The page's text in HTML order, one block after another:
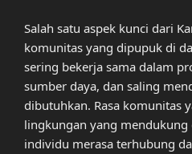
Salah satu aspek kunci dari
komunitas yang dipupuk di
sering bekerja sama dalam
sumber daya, dan saling
dibutuhkan. Rasa komunitas
lingkungan yang
individu merasa terhubung